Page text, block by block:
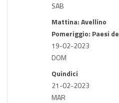
SAB
Mattina: Avellino
Pomeriggio: Paesi
19-02-2023
DOM
Quindici
21-02-2023
MAR